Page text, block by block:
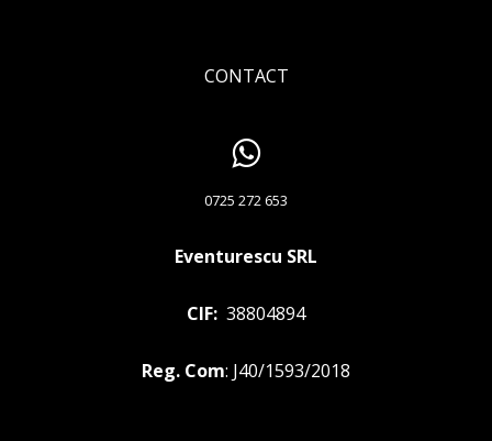
CONTACT
0725 272 653
Eventurescu SRL
CIF: 38804894
Reg. Com: J40/1593/2018